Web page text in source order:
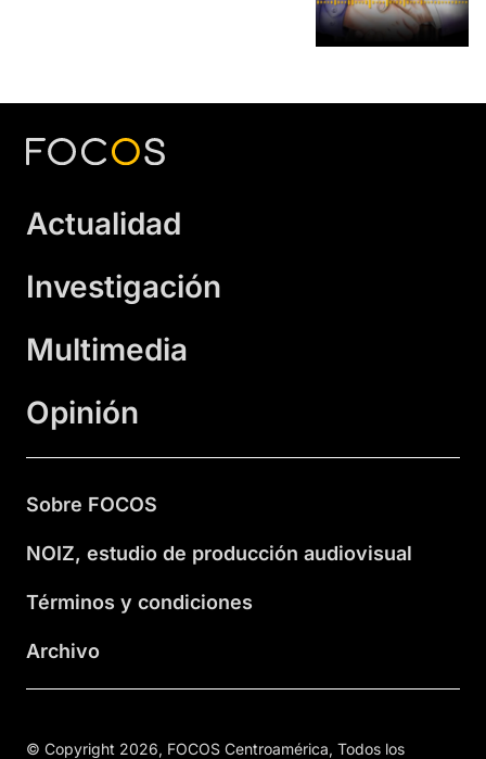
Actualidad
Investigación
Multimedia
Opinión
Sobre FOCOS
NOIZ, estudio de producción audiovisual
Términos y condiciones
Archivo
© Copyright 2026, FOCOS Centroamérica, Todos los